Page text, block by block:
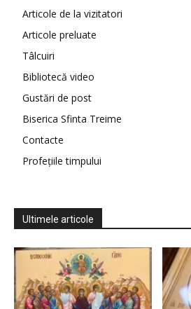
Articole de la vizitatori
Articole preluate
Tâlcuiri
Bibliotecă video
Gustări de post
Biserica Sfinta Treime
Contacte
Profețiile timpului
Ultimele articole